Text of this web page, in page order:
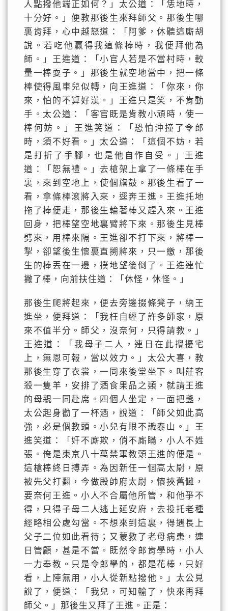
人點撥他端正如何？」太公道：「恁地時，
十分好。」便教那後生來拜師父。那後生哪
裏肯拜，心中越怒道：「阿爹，休聽這廝胡
說。若吃他贏得我這條棒時，我便拜他為
師。」王進道：「小官人若是不當村時，較
量一棒耍子。」那後生就空地當中，把一條
棒使得風車兒似轉，向王進道：「你來，你
來，怕的不算好漢。」王進只是笑，不肯動
手。太公道：「客官既是肯教小頑時，使一
棒何妨。」王進笑道：「恐怕沖撞了令郎
時，須不好看。」太公道：「這個不妨，若
是打折了手腳，也是他自作自受。」王進
道：「恕無禮。」去槍架上拿了一條棒在手
裏，來到空地上，使個旗鼓。那後生看了一
看，拿條棒滾將入來，逕奔王進。王進托地
拖了棒便走，那後生輪著棒又趕入來。王進
回身，把棒望空地裏臂將下來。那後生見棒
劈來，用棒來隔。王進卻不打下來，將棒一
掣，卻望後生懷裏直搠將來，只一繳，那後
生的棒丟在一邊，撲地望後倒了。王進連忙
撇了棒，向前扶住道：「休怪，休怪。」
那後生爬將起來，便去旁邊掇條凳子，納王
進坐，便拜道：「我枉自經了許多師家，原
來不值半分。師父，沒奈何，只得請教。」
王進道：「我母子二人，連日在此攪擾宅
上，無恩可報，當以效力。」太公大喜，教
那後生穿了衣裳，一同來後堂坐下。叫莊客
殺一隻羊，安排了酒食果品之類，就請王進
的母親一同赴席。四個人坐定，一面把盞，
太公起身勸了一杯酒，說道：「師父如此高
強，必是個教頭。小兒有眼不識泰山。」王
進笑道：「奸不廝欺，俏不廝瞞，小人不姓
張。俺是東京八十萬禁軍教頭王進的便是。
這槍棒終日搏弄。為因新任一個高太尉，原
被先父打翻，今做殿帥府太尉，懷挾舊讎，
要奈何王進。小人不合屬他所管，和他爭不
得，只得子母二人逃上延安府，去投托老種
經略相公處勾當。不想來到這裏，得遇長上
父子二位如此看待；又蒙救了老母病患，連
日管顧，甚是不當。既然令郎肯學時，小人
一力奉教。只是令郎學的，都是花棒，只好
看，上陣無用，小人從新點撥他。」太公見
說了，便道：「我兒，可知輸了，快來再拜
師父。」那後生又拜了王進。正是：